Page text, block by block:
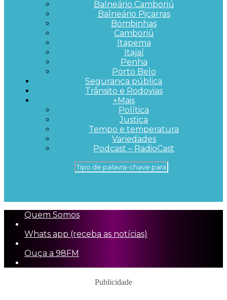
Balneário Camboriú
Balneário Piçarras
Bombinhas
Camboriú
Itapema
Itajaí
Penha
Porto Belo
Segurança pública
Trânsito e Rodovias
+Mais
Política
Justiça
Tempo e temperatura
Variedades
Podcast – RadioCast
Quem Somos
Whats app (receba as notícias)
Ouça a 98FM
Publicidade